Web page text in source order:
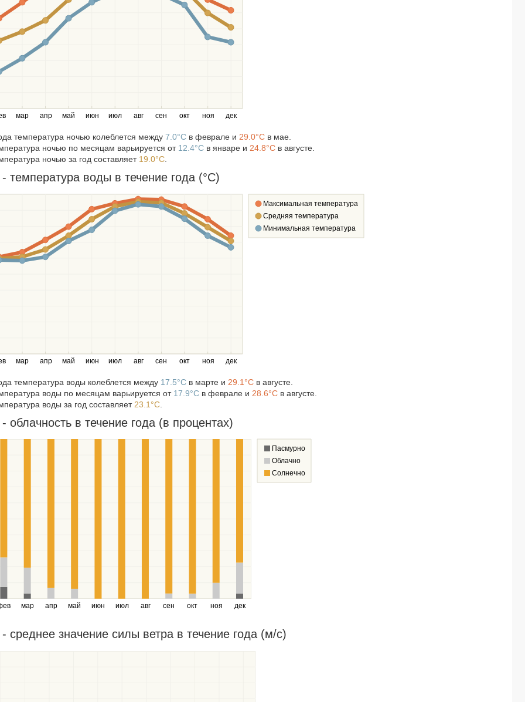
мар апр май июн июл авг сен окт ноя дек
температура ночью колеблется между 7.0°C в феврале и 29.0°C в мае.
ночью по месяцам варьируется от 12.4°C в январе и 24.8°C в августе.
ночью за год составляет 19.0°C
температура воды в течение года (°C)
мар апр май июн июл авг сен окт ноя дек
Максимальная температура
Средняя температура
Минимальная температура
температура воды колеблется между 17.5°C в марте и 29.1°C в августе.
воды по месяцам варьируется от 17.9°C в феврале и 28.6°C в августе.
воды за год составляет 23.1°C
облачность в течение года (в процентах)
мар апр май июн июл авг сен окт ноя дек
Пасмурно
Облачно
Солнечно
среднее значение силы ветра в течение года (м/c)